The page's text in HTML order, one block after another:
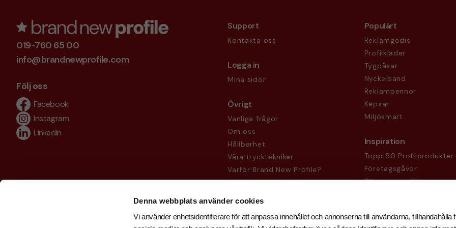
Denna webbplats använder cookies
Vi använder enhetsidentifierare för att anpassa innehållet och annonserna till användarna, tillhandahålla
019-760 65 00
info@brandnewprofile.com
Följ oss
Facebook
Instagram
LinkedIn
Support
Kontakta oss
Logga in
Mina sidor
Övrigt
Vanliga frågor
Om oss
Hållbarhet
Våra trycktekniker
Varför Brand New Profile?
Köpvillkor
Populärt
Reklamgodis
Profilkläder
Tygpåsar
Nyckelband
Reklampennor
Kepsar
Miljösmart
Inspiration
Topp 50 Profilprodukter
Företagsgåvor
Säsongsprodukter